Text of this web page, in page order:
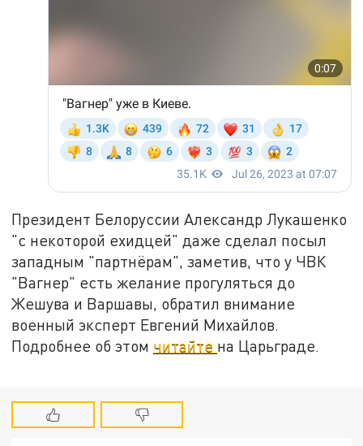
Президент Белоруссии Александр Лукашенко
"с некоторой ехидцей" даже сделал посыл
западным "партнёрам", заметив, что у ЧВК
"Вагнер" есть желание прогуляться до
Жешува и Варшавы, обратил внимание
военный эксперт Евгений Михайлов.
Подробнее об этом читайте на Царьграде.